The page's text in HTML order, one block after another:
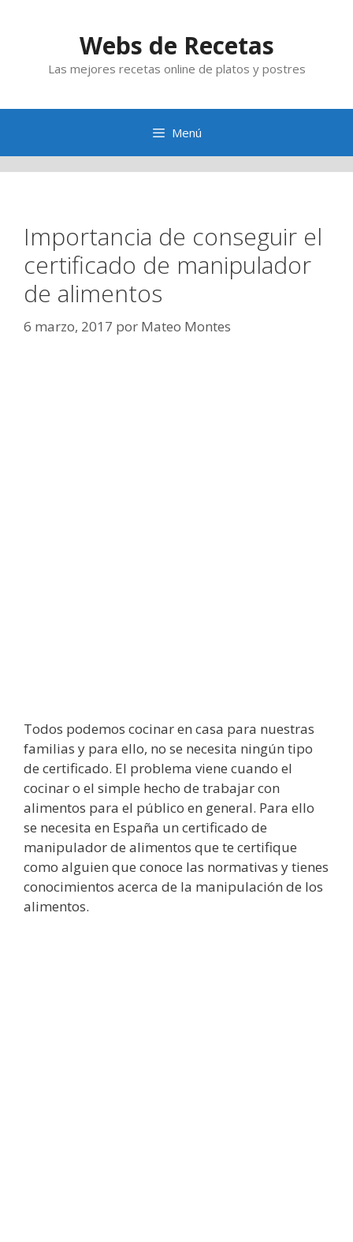
Webs de Recetas
Las mejores recetas online de platos y postres
Menú
Importancia de conseguir el
certificado de manipulador
de alimentos
6 marzo, 2017 por Mateo Montes
Todos podemos cocinar en casa para nuestras
familias y para ello, no se necesita ningún tipo
de certificado. El problema viene cuando el
cocinar o el simple hecho de trabajar con
alimentos para el público en general. Para ello
se necesita en España un certificado de
manipulador de alimentos que te certifique
como alguien que conoce las normativas y tienes
conocimientos acerca de la manipulación de los
alimentos.